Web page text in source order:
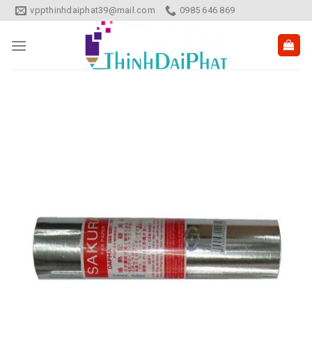
Skip
to
content
vppthinhdaiphat39@mail.com 0985 646 869